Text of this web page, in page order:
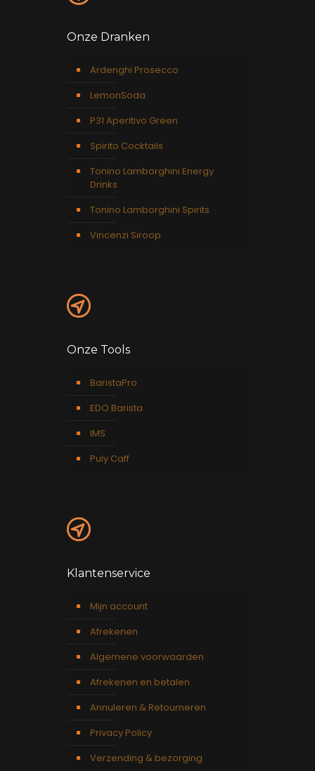
Onze Dranken
Ardenghi Prosecco
LemonSoda
P31 Aperitivo Green
Spirito Cocktails
Tonino Lamborghini Energy
Drinks
Tonino Lamborghini Spirits
Vincenzi Siroop
Onze Tools
BaristaPro
EDO Barista
IMS
Puly Caff
Klantenservice
Mijn account
Afrekenen
Algemene voorwaarden
Afrekenen en betalen
Annuleren & Retourneren
Privacy Policy
Verzending & bezorging